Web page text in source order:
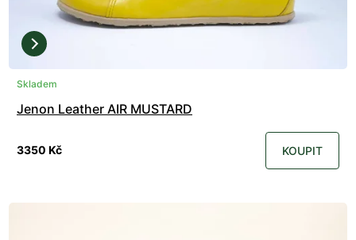
Skladem
Jenon Leather AIR MUSTARD
3350 Kč KOUPIT